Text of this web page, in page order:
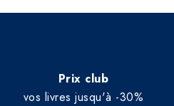
Prix club
vos livres jusqu'à -30%